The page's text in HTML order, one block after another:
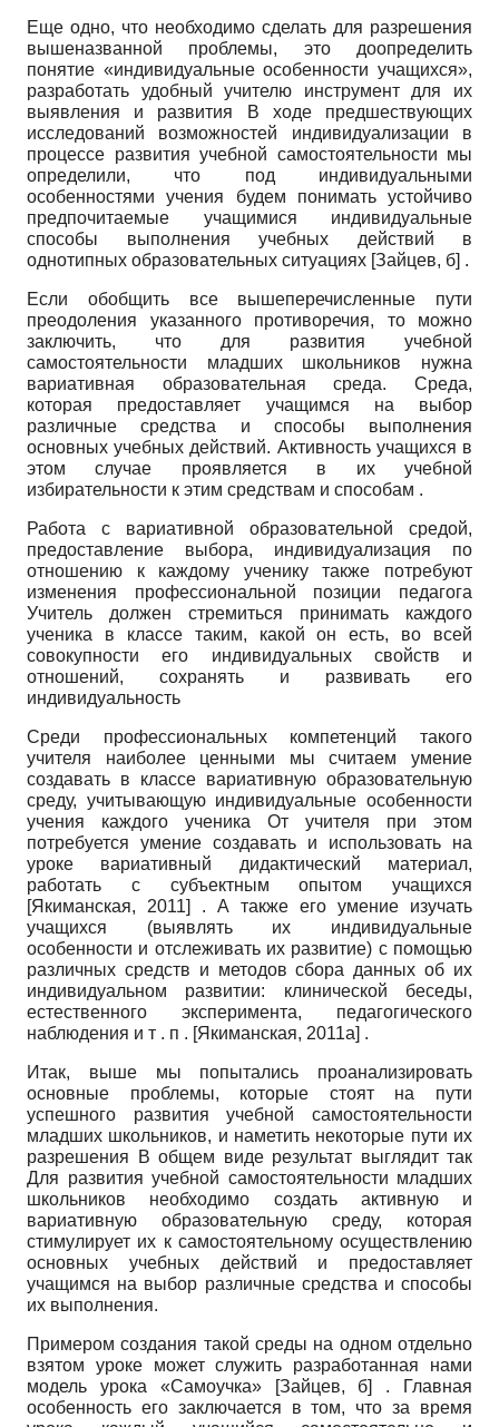
Еще одно, что необходимо сделать для разрешения
вышеназванной проблемы, это доопределить
понятие «индивидуальные особенности учащихся»,
разработать удобный учителю инструмент для их
выявления и развития В ходе предшествующих
исследований возможностей индивидуализации в
процессе развития учебной самостоятельности мы
определили, что под индивидуальными
особенностями учения будем понимать устойчиво
предпочитаемые учащимися индивидуальные
способы выполнения учебных действий в
однотипных образовательных ситуациях [Зайцев, б] .
Если обобщить все вышеперечисленные пути
преодоления указанного противоречия, то можно
заключить, что для развития учебной
самостоятельности младших школьников нужна
вариативная образовательная среда. Среда,
которая предоставляет учащимся на выбор
различные средства и способы выполнения
основных учебных действий. Активность учащихся в
этом случае проявляется в их учебной
избирательности к этим средствам и способам .
Работа с вариативной образовательной средой,
предоставление выбора, индивидуализация по
отношению к каждому ученику также потребуют
изменения профессиональной позиции педагога
Учитель должен стремиться принимать каждого
ученика в классе таким, какой он есть, во всей
совокупности его индивидуальных свойств и
отношений, сохранять и развивать его
индивидуальность
Среди профессиональных компетенций такого
учителя наиболее ценными мы считаем умение
создавать в классе вариативную образовательную
среду, учитывающую индивидуальные особенности
учения каждого ученика От учителя при этом
потребуется умение создавать и использовать на
уроке вариативный дидактический материал,
работать с субъектным опытом учащихся
[Якиманская, 2011]
. А также его умение изучать
учащихся (выявлять их индивидуальные
особенности и отслеживать их развитие) с помощью
различных средств и методов сбора данных об их
индивидуальном развитии: клинической беседы,
естественного эксперимента, педагогического
наблюдения и т . п . [Якиманская, 2011а] .
Итак, выше мы попытались проанализировать
основные проблемы, которые стоят на пути
успешного развития учебной самостоятельности
младших школьников, и наметить некоторые пути их
разрешения В общем виде результат выглядит так
Для развития учебной самостоятельности младших
школьников необходимо создать активную и
вариативную образовательную среду, которая
стимулирует их к самостоятельному осуществлению
основных учебных действий и предоставляет
учащимся на выбор различные средства и способы
их выполнения.
Примером создания такой среды на одном отдельно
взятом уроке может служить разработанная нами
модель урока «Самоучка»
[Зайцев, б]
. Главная
особенность его заключается в том, что за время